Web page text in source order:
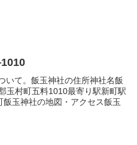
いて。飯玉神社の住所神社名飯
玉村町五料1010最寄り駅新町駅
玉神社の地図・アクセス飯玉